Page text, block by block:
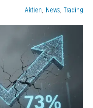
Kategorien:
Aktien News Trading